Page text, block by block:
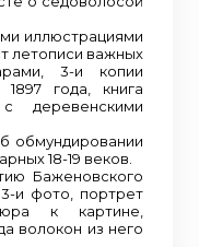
иллюстрациями
летописи важных
3-и копии
года, книга
деревенскими
обмундировании
18-19 веков.
Баженовского
и фото, портрет
к картине,
волокон из него